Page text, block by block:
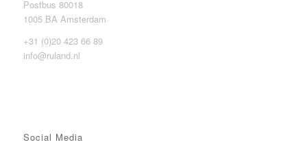
Postbus 80018
1005 BA Amsterdam
+31 (0)20 423 66 89
info@ruland.nl
Social Media